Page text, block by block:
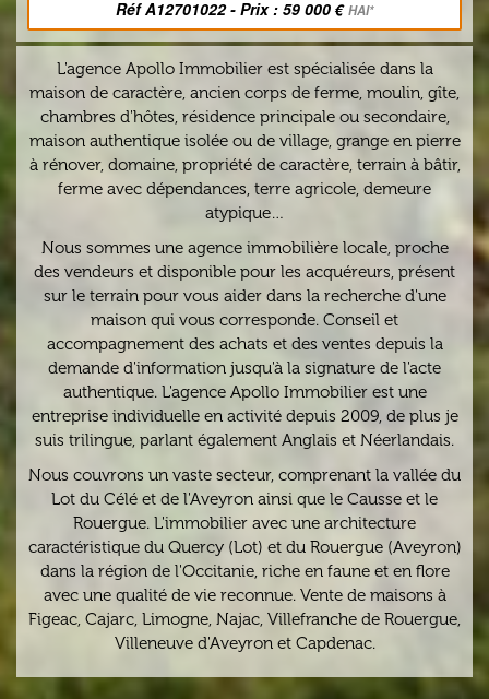
Réf A12701022 - Prix : 59 000 €HAI*
L'agence Apollo Immobilier est spécialisée dans la
maison de caractère, ancien corps de ferme, moulin, gîte,
chambres d'hôtes, résidence principale ou secondaire,
maison authentique isolée ou de village, grange en pierre
à rénover, domaine, propriété de caractère, terrain à bâtir,
ferme avec dépendances, terre agricole, demeure
atypique…
Nous sommes une agence immobilière locale, proche
des vendeurs et disponible pour les acquéreurs, présent
sur le terrain pour vous aider dans la recherche d'une
maison qui vous corresponde. Conseil et
accompagnement des achats et des ventes depuis la
demande d'information jusqu'à la signature de l'acte
authentique. L'agence Apollo Immobilier est une
entreprise individuelle en activité depuis 2009, de plus je
suis trilingue, parlant également Anglais et Néerlandais.
Nous couvrons un vaste secteur, comprenant la vallée du
Lot du Célé et de l'Aveyron ainsi que le Causse et le
Rouergue. L'immobilier avec une architecture
caractéristique du Quercy (Lot) et du Rouergue (Aveyron)
dans la région de l'Occitanie, riche en faune et en flore
avec une qualité de vie reconnue. Vente de maisons à
Figeac, Cajarc, Limogne, Najac, Villefranche de Rouergue,
Villeneuve d'Aveyronet Capdenac.